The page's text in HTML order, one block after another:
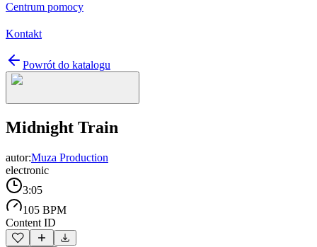
Centrum pomocy
Kontakt
Powrót do katalogu
Midnight Train
autor:Muza Production
electronic
3:05
105 BPM
Content ID